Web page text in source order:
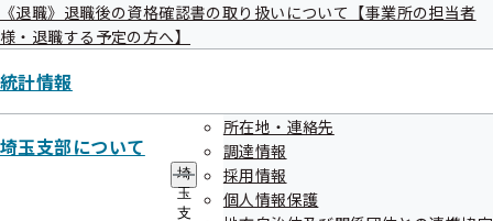
《退職》退職後の資格確認書の取り扱いについて【事業所の担当者
様・退職する予定の方へ】
統計情報
埼玉支部について
埼
玉
支
所在地・連絡先
調達情報
採用情報
個人情報保護
連絡先・アクセス
本部所在地
ご案内
申請書